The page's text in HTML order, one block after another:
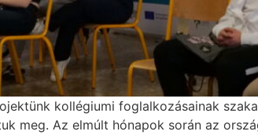
kollégiumi foglalkozásainak
meg. Az elmúlt hónapok során az